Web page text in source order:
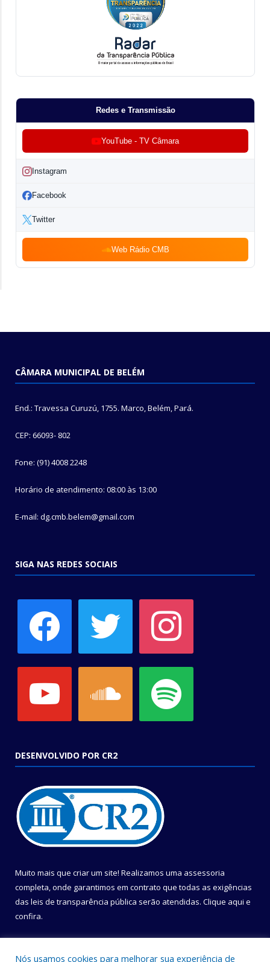
Redes e Transmissão
YouTube - TV Câmara
Instagram
Facebook
Twitter
Web Rádio CMB
CÂMARA MUNICIPAL DE BELÉM
End.: Travessa Curuzú, 1755. Marco, Belém, Pará.
CEP: 66093- 802
Fone: (91) 4008 2248
Horário de atendimento: 08:00 às 13:00
E-mail: dg.cmb.belem@gmail.com
SIGA NAS REDES SOCIAIS
DESENVOLVIDO POR CR2
Muito mais que criar um site! Realizamos uma assessoria
completa, onde garantimos em contrato que todas as exigências
das leis de transparência pública serão atendidas. Clique aqui e
confira.
Nós usamos cookies para melhorar sua experiência de